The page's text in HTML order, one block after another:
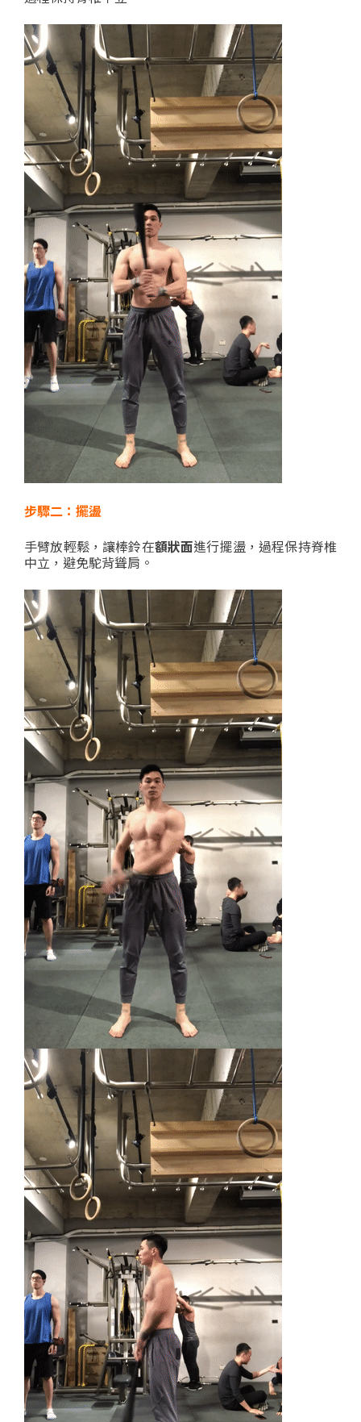
步驟二： 擺盪
手臂放輕鬆，讓棒鈴在額狀面進行擺盪，過程保持脊椎
中立，避免駝背聳肩。